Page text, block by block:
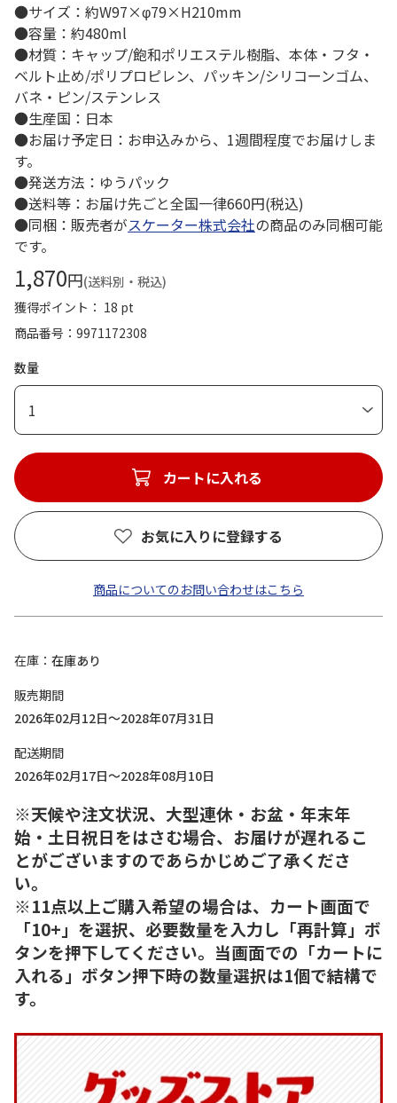
●サイズ：約W97×φ79×H210mm
●容量：約480ml
●材質：キャップ/飽和ポリエステル樹脂、本体・フタ・
ベルト止め/ポリプロピレン、パッキン/シリコーンゴム、
バネ・ピン/ステンレス
●生産国：日本
●お届け予定日：お申込みから、1週間程度でお届けしま
す。
●発送方法：ゆうパック
●送料等：お届け先ごと全国一律660円(税込)
●同梱：販売者がスケーター株式会社の商品のみ同梱可能
です。
1,870円(送料別・税込)
獲得ポイント： 18 pt
商品番号
9971172308
数量
1
カートに入れる
お気に入りに登録する
商品についてのお問い合わせはこちら
在庫
在庫あり
販売期間
2026年02月12日～2028年07月31日
配送期間
2026年02月17日～2028年08月10日
※天候や注文状況、大型連休・お盆・年末年
始・土日祝日をはさむ場合、お届けが遅れるこ
とがございますのであらかじめご了承くださ
い。
※11点以上ご購入希望の場合は、カート画面で
「10+」を選択、必要数量を入力し「再計算」ボ
タンを押下してください。当画面での「カートに
入れる」ボタン押下時の数量選択は1個で結構で
す。